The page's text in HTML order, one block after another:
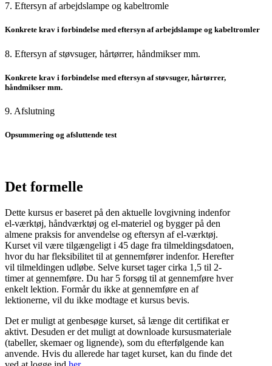
7. Eftersyn af arbejdslampe og kabeltromle
Konkrete krav i forbindelse med eftersyn af arbejdslampe og kabeltromler
8. Eftersyn af støvsuger, hårtørrer, håndmikser mm.
Konkrete krav i forbindelse med eftersyn af støvsuger, hårtørrer,
håndmikser mm.
9. Afslutning
Opsummering og afsluttende test
Det formelle
Dette kursus er baseret på den aktuelle lovgivning indenfor
el-værktøj, håndværktøj og el-materiel og bygger på den
almene praksis for anvendelse og eftersyn af el-værktøj.
Kurset vil være tilgængeligt i 45 dage fra tilmeldingsdatoen,
hvor du har fleksibilitet til at gennemfører indenfor. Herefter
vil tilmeldingen udløbe. Selve kurset tager cirka 1,5 til 2-
timer at gennemføre. Du har 5 forsøg til at gennemføre hver
enkelt lektion. Formår du ikke at gennemføre en af
lektionerne, vil du ikke modtage et kursus bevis.
Det er muligt at genbesøge kurset, så længe dit certifikat er
aktivt. Desuden er det muligt at downloade kursusmateriale
(tabeller, skemaer og lignende), som du efterfølgende kan
anvende. Hvis du allerede har taget kurset, kan du finde det